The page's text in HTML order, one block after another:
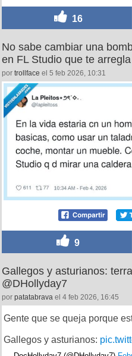
16
No sabe cambiar una
en FL Studio que te
por trollface el 5 feb 2026, 10:31
9
Gallegos y asturianos:
@DHollyday7
por patatabrava el 4 feb 2026, 16:45
Gente que se queja porque
Gallegos y asturianos: